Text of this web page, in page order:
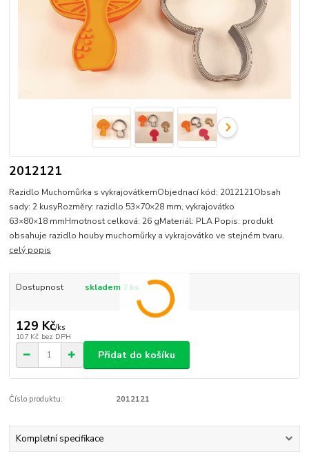
2012121
Razidlo Muchomůrka s vykrajovátkemObjednací kód: 2012121Obsah
sady: 2 kusyRozměry: razidlo 53×70×28 mm, vykrajovátko
63×80×18 mmHmotnost celková: 26 gMateriál: PLA Popis: produkt
obsahuje razidlo houby muchomůrky a vykrajovátko ve stejném tvaru.
celý popis
Dostupnost skladem 7 ks
129 Kč/ks
107 Kč bez DPH
Přidat do košíku
Číslo produktu: 2012121
Kompletní specifikace